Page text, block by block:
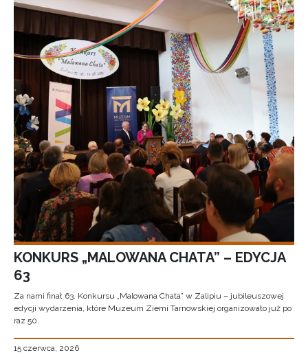
KONKURS „MALOWANA CHATA” – EDYCJA
63
Za nami finał 63. Konkursu „Malowana Chata” w Zalipiu – jubileuszowej
edycji wydarzenia, które Muzeum Ziemi Tarnowskiej organizowało już po
raz 50.
15 czerwca, 2026